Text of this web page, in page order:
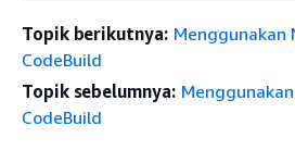
Topik berikutnya: Menggunakan
CodeBuild
Topik sebelumnya:
CodeBuild